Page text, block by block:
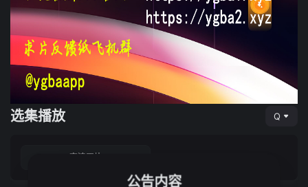
选集播放 Q
高清正片
公告内容